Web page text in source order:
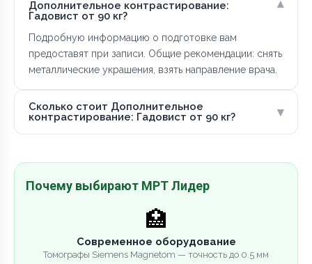
Дополнительное контрастирование:
Гадовист от 90 кг?
▾
Подробную информацию о подготовке вам
предоставят при записи. Общие рекомендации: снять
металлические украшения, взять направление врача.
Сколько стоит Дополнительное
контрастирование: Гадовист от 90 кг?
▾
Почему выбирают МРТ Лидер
🏥
Современное оборудование
Томографы Siemens Magnetom — точность до 0.5 мм